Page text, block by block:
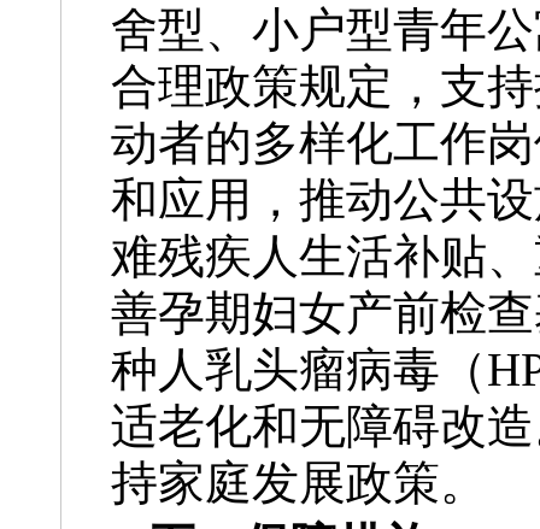
舍型、小户型青年
合理政策规定，支
动者的多样化工作
和应用，推动公共
难残疾人生活补贴
善孕期妇女产前检
种人乳头瘤病毒（
适老化和无障碍改
持家庭发展政策。